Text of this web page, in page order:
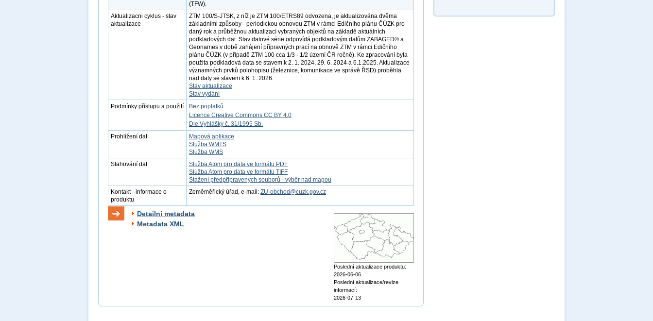
(TFW).
Aktualizacni cyklus - stav
aktualizace
ZTM 100/S-JTSK, z níž je ZTM 100/ETRS89 odvozena, je aktualizována dvěma
základními způsoby - periodickou obnovou ZTM v rámci Edičního plánu ČÚZK pro
daný rok a průběžnou aktualizací vybraných objektů na základě aktuálních
podkladových dat. Stav datové série odpovídá podkladovým datům ZABAGED® a
Geonames v době zahájení přípravných prací na obnově ZTM v rámci Edičního
plánu ČÚZK (v případě ZTM 100 cca 1/3 - 1/2 území ČR ročně). Ke zpracování byla
použita podkladová data se stavem k 2. 1. 2024, 29. 6. 2024 a 6.1.2025. Aktualizace
významných prvků polohopisu (železnice, komunikace ve správě ŘSD) proběhla
nad daty se stavem k 6. 1. 2026.
Stav aktualizace
Stav vydání
Podmínky přístupu a použití
Bez poplatků
Licence Creative Commons CC BY 4.0
Dle Vyhlášky č. 31/1995 Sb.
Prohlížení dat
Mapová aplikace
Služba WMTS
Služba WMS
Stahování dat
Služba Atom pro data ve formátu PDF
Služba Atom pro data ve formátu TIFF
Stažení předpřipravených souborů - výběr nad mapou
Kontakt - informace o
produktu
Zeměměřický úřad, e-mail: ZU-obchod@cuzk.gov.cz
Detailní metadata
Metadata XML
Poslední aktualizace produktu:
2026-06-06
Poslední aktualizace/revize
informací:
2026-07-13